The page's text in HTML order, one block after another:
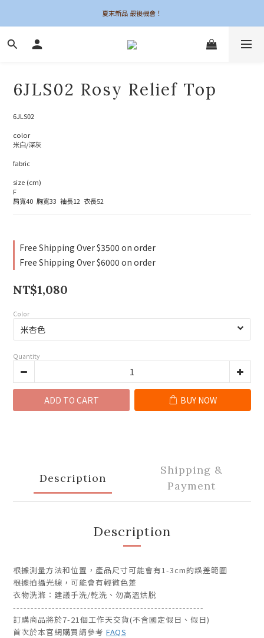
夏末新品 最後機會！
夏末新品 最後機會！
6UNE MADE 全系列自訂
夏末新品 最後機會！
6JLS02 Rosy Relief Top
6JLS02
color
米白/深灰
fabric
size (cm)
F
肩寬40  胸寬33  袖長12  衣長52
Free Shipping Over $3500 on order
Free Shipping Over $6000 on order
NT$1,080
Color
Quantity
ADD TO CART BUY NOW
Description
Shipping &
Payment
Description
根據測量方法和位置，產品尺寸可能會有1-3cm的誤差範圍
根據拍攝光線，可能會有輕微色差
衣物洗滌：建議手洗/乾洗、勿高溫烘脫
------------------------------------------------------
訂購商品將於7-21個工作天交貨(不含國定假日、假日)
首次於本官網購買請參考 FAQS